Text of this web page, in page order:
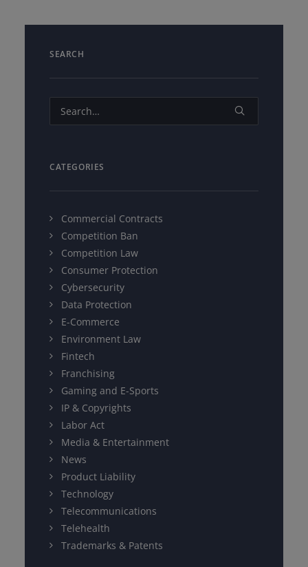
SEARCH
CATEGORIES
Commercial Contracts
Competition Ban
Competition Law
Consumer Protection
Cybersecurity
Data Protection
E-Commerce
Environment Law
Fintech
Franchising
Gaming and E-Sports
IP & Copyrights
Labor Act
Media & Entertainment
News
Product Liability
Technology
Telecommunications
Telehealth
Trademarks & Patents